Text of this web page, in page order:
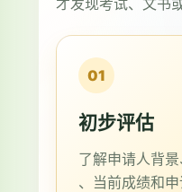
才发现考试、文书
01
初步评估
了解申请人背
、当前成绩和申